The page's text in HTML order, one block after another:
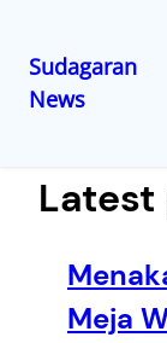
Lewati
Sudagaran
News
Latest
Meja